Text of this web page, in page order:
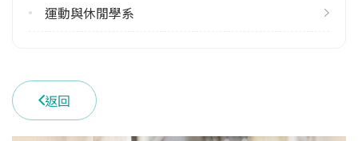
金門縣金寧鄉大學路1號
運動與休閒學系
返回